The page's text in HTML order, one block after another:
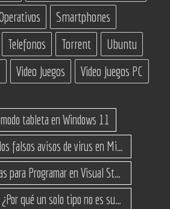
Smartphones
Telefonos Torrent
Ubuntu
Video Juegos Video Juegos PC
tableta en Windows 11
Cómo eliminar los falsos avisos de virus en Microsoft Edge
IA Constructoras para Programar en Visual Studio con C#
un solo tipo no es suficiente? (Guía de variantes)